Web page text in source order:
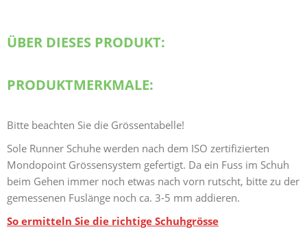
ÜBER DIESES PRODUKT:
PRODUKTMERKMALE:
Bitte beachten Sie die Grössentabelle!
Sole Runner Schuhe werden nach dem ISO zertifizierten
Mondopoint Grössensystem gefertigt. Da ein Fuss im Schuh
beim Gehen immer noch etwas nach vorn rutscht, bitte zu der
gemessenen Fuslänge noch ca. 3-5 mm addieren.
So ermitteln Sie die richtige Schuhgrösse